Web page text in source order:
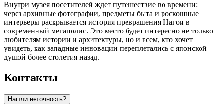
Внутри музея посетителей ждет путешествие во времени:
через архивные фотографии, предметы быта и роскошные
интерьеры раскрывается история превращения Нагои в
современный мегаполис. Это место будет интересно не только
любителям истории и архитектуры, но и всем, кто хочет
увидеть, как западные инновации переплетались с японской
душой более столетия назад.
Контакты
Нашли неточность?